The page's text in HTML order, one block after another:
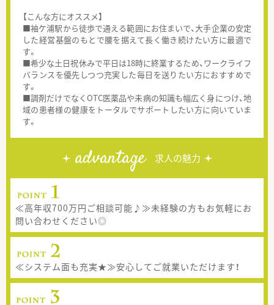
【こんな方にオススメ】
■袖ケ浦駅から徒歩で通える範囲にお住まいで、大手企業の安定
した経営基盤のもとで腰を据えて長く働き続けたい方に最適で
す。
■希少な土日祝休みで平日は18時に終業するため、ワークライフ
バランスを優先しつつ充実した毎日を送りたい方におすすめで
す。
■調剤だけでなくOTC医薬品や未病の知識も幅広く身につけ、地
域の患者様の健康をトータルでサポートしたい方に向いていま
す。
advantage 求人の魅力
≪高年収700万円ご相談可能♪≫未経験の方もお気軽にお
問い合わせください◎
≪システム面も充実★≫安心してご就業いただけます！